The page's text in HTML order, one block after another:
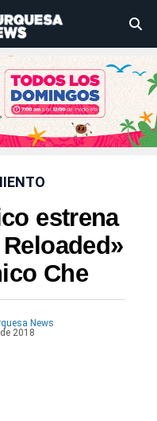
estrena
Che
News
2018